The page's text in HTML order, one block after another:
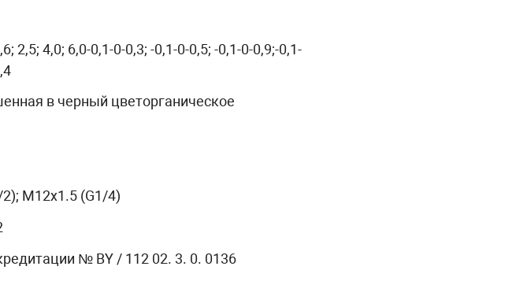
2,5; 4,0; 6,0-0,1-0-0,3; -0,1-0-0,5; -0,1-0-0,9;-0,1-
в черный цветорганическое
M12x1.5 (G1/4)
№ BY / 112 02. 3. 0. 0136